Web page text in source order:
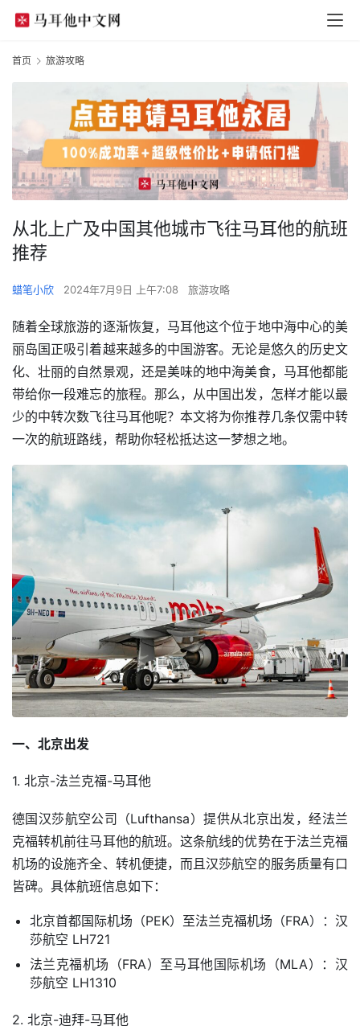
首页 旅游攻略
从北上广及中国其他城市飞往马耳他的航班
推荐
蜡笔小欣 2024年7月9日 上午7:08 旅游攻略
随着全球旅游的逐渐恢复，马耳他这个位于地中海中心的美
丽岛国正吸引着越来越多的中国游客。无论是悠久的历史文
化、壮丽的自然景观，还是美味的地中海美食，马耳他都能
带给你一段难忘的旅程。那么，从中国出发，怎样才能以最
少的中转次数飞往马耳他呢？本文将为你推荐几条仅需中转
一次的航班路线，帮助你轻松抵达这一梦想之地。
一、北京出发
1. 北京-法兰克福-马耳他
德国汉莎航空公司（Lufthansa）提供从北京出发，经法兰
克福转机前往马耳他的航班。这条航线的优势在于法兰克福
机场的设施齐全、转机便捷，而且汉莎航空的服务质量有口
皆碑。具体航班信息如下：
北京首都国际机场（PEK）至法兰克福机场（FRA）：汉
莎航空 LH721
法兰克福机场（FRA）至马耳他国际机场（MLA）：汉
莎航空 LH1310
2. 北京-迪拜-马耳他